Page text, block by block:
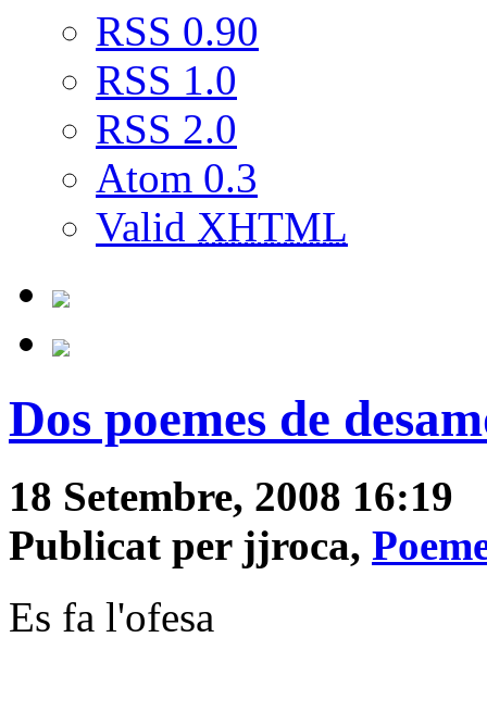
RSS 0.90
RSS 1.0
RSS 2.0
Atom 0.3
Valid XHTML
Dos poemes de
18 Setembre, 2008 16:19
Publicat per jjroca,
Es fa l'ofesa